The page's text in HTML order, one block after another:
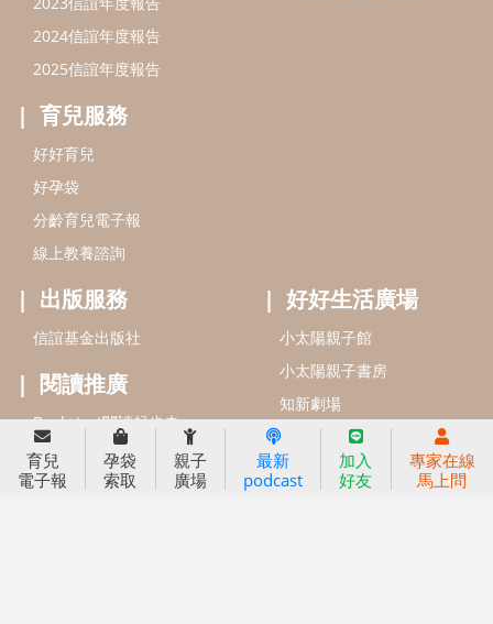
信誼基金會
信誼兒童發展國際研討會
2023信誼年度報告
2024信誼年度報告
2025信誼年度報告
育兒服務
好好育兒
好孕袋
小袋鼠幼師網
育兒
電子報
孕袋
索取
親子
廣場
最新
podcast
加入
好友
專家在線
馬上問